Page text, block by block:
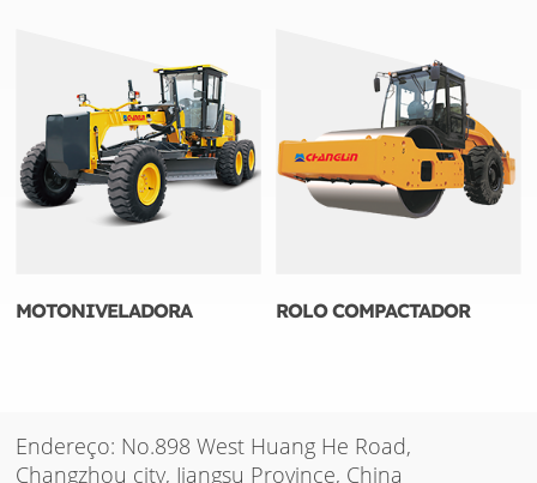
MOTONIVELADORA ROLO COMPACTADOR
Endereço: No.898 West Huang He Road,
Changzhou city, Jiangsu Province, China